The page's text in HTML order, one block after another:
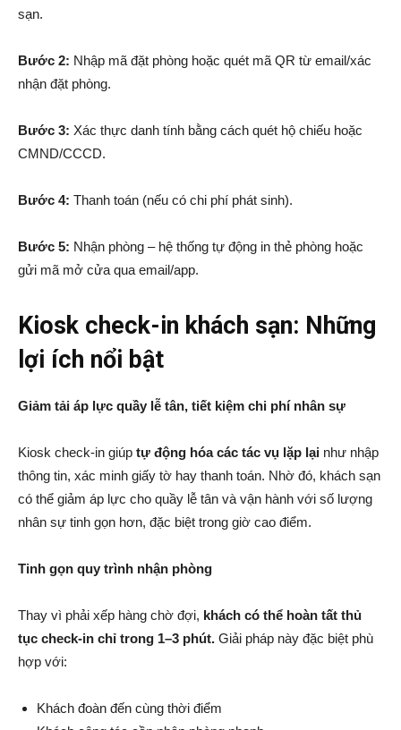
sạn.
Bước 2: Nhập mã đặt phòng hoặc quét mã QR từ email/xác
nhận đặt phòng.
Bước 3: Xác thực danh tính bằng cách quét hộ chiếu hoặc
CMND/CCCD.
Bước 4: Thanh toán (nếu có chi phí phát sinh).
Bước 5: Nhận phòng – hệ thống tự động in thẻ phòng hoặc
gửi mã mở cửa qua email/app.
Kiosk check-in khách sạn: Những
lợi ích nổi bật
Giảm tải áp lực quầy lễ tân, tiết kiệm chi phí nhân sự
Kiosk check-in giúp tự động hóa các tác vụ lặp lại như nhập
thông tin, xác minh giấy tờ hay thanh toán. Nhờ đó, khách sạn
có thể giảm áp lực cho quầy lễ tân và vận hành với số lượng
nhân sự tinh gọn hơn, đặc biệt trong giờ cao điểm.
Tinh gọn quy trình nhận phòng
Thay vì phải xếp hàng chờ đợi, khách có thể hoàn tất thủ
tục check-in chỉ trong 1–3 phút. Giải pháp này đặc biệt phù
hợp với:
Khách đoàn đến cùng thời điểm